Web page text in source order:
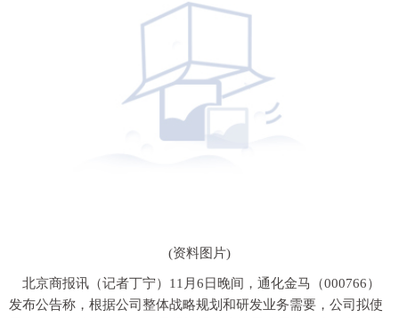
(资料图片)
北京商报讯（记者丁宁）11月6日晚间，通化金马（000766）
发布公告称，根据公司整体战略规划和研发业务需要，公司拟使